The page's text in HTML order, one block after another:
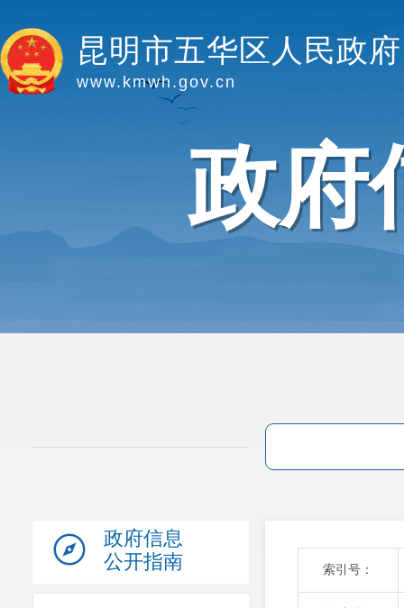
昆明市五华区人民政府
www.kmwh.gov.cn
政府
政府信息
公开指南
索引号：